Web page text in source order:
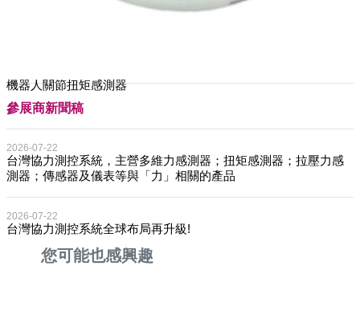
機器人關節扭矩感測器
參展商新聞稿
2026-07-22
台灣協力測控系統，主營多維力感測器；扭矩感測器；拉壓力感
測器；傳感器及儀表等與「力」相關的產品
2026-07-22
台灣協力測控系統全球布局再升級!
您可能也感興趣